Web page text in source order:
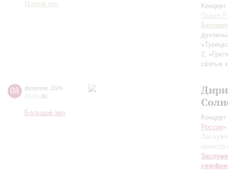
Малый зал
Павел
2,
святых
08 февраля 2026
20:00 Вс
Большой зал
России»